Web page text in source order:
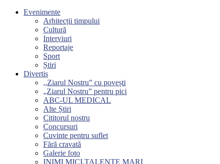
Evenimente
Arhitecții timpului
Cultură
Interviuri
Reportaje
Sport
Știri
Divertis
,,Ziarul Nostru” cu povești
„Ziarul Nostru” pentru pici
ABC-UL MEDICAL
Alte Știri
Cititorul nostru
Concursuri
Cuvinte pentru suflet
Fără cravată
Galerie foto
INIMI MICI,TALENTE MARI